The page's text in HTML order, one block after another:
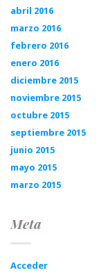
abril 2016
marzo 2016
febrero 2016
enero 2016
diciembre 2015
noviembre 2015
octubre 2015
septiembre 2015
junio 2015
mayo 2015
marzo 2015
Meta
Acceder